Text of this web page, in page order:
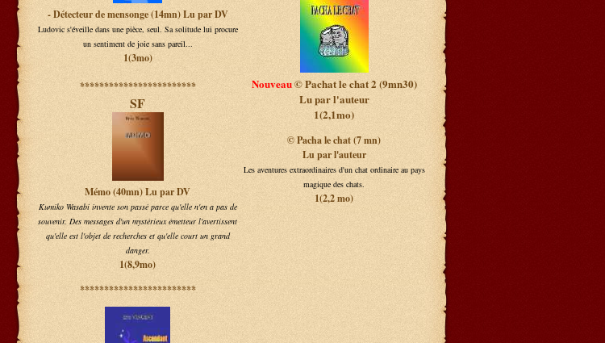
- Détecteur de mensonge (14mn) Lu par DV
Ludovic s'éveille dans une pièce, seul. Sa solitude lui procure
un sentiment de joie sans pareil...
1(3mo)
************************
SF
Mémo (40mn) Lu par DV
Kumiko Wasabi invente son passé parce qu'elle n'en a pas de
souvenir. Des messages d'un mystérieux émetteur l'avertissent
qu'elle est l'objet de recherches et qu'elle court un grand
danger.
1(8,9mo)
************************
Nouveau© Pachat le chat 2 (9mn30)
Lu par l'auteur
1(2,1mo)
© Pacha le chat (7 mn)
Lu par l'auteur
Les aventures extraordinaires d'un chat ordinaire au pays
magique des chats.
1(2,2 mo)